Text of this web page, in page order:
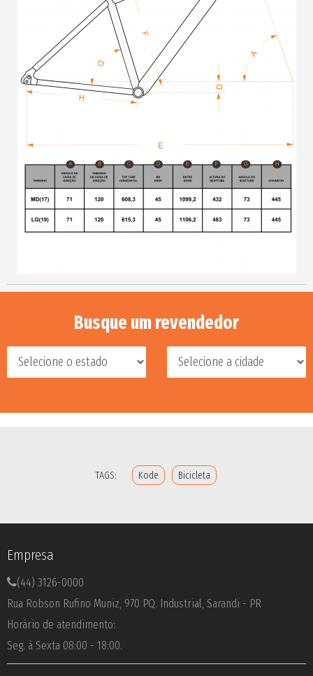
Busque um revendedor
TAGS: Kode Bicicleta
Empresa
(44) 3126-0000
Rua Robson Rufino Muniz, 970 PQ. Industrial, Sarandi - PR
Horário de atendimento:
Seg. à Sexta 08:00 - 18:00.